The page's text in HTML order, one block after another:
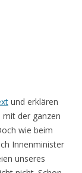
und erklären
mit der ganzen
wie beim
Innenminister
unseres